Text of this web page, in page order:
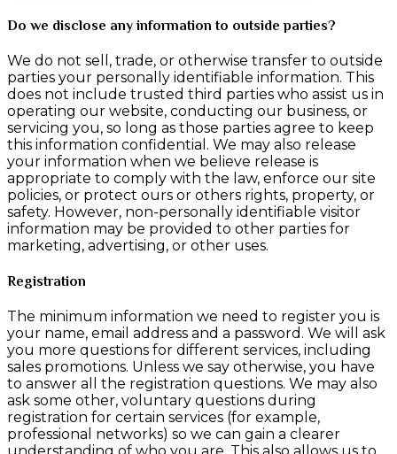
Do we disclose any information to outside parties?
We do not sell, trade, or otherwise transfer to outside
parties your personally identifiable information. This
does not include trusted third parties who assist us in
operating our website, conducting our business, or
servicing you, so long as those parties agree to keep
this information confidential. We may also release
your information when we believe release is
appropriate to comply with the law, enforce our site
policies, or protect ours or others rights, property, or
safety. However, non-personally identifiable visitor
information may be provided to other parties for
marketing, advertising, or other uses.
Registration
The minimum information we need to register you is
your name, email address and a password. We will ask
you more questions for different services, including
sales promotions. Unless we say otherwise, you have
to answer all the registration questions. We may also
ask some other, voluntary questions during
registration for certain services (for example,
professional networks) so we can gain a clearer